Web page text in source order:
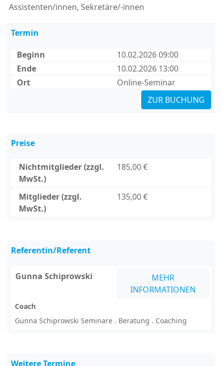
Assistenten/innen, Sekretäre/-innen
Termin
Beginn
10.02.2026 09:00
Ende
10.02.2026 13:00
Ort
Online-Seminar
ZUR BUCHUNG
Preise
Nichtmitglieder (zzgl.
MwSt.)
185,00 €
Mitglieder (zzgl.
MwSt.)
135,00 €
Referentin/Referent
Gunna Schiprowski
MEHR
INFORMATIONEN
Coach
Gunna Schiprowski Seminare . Beratung . Coaching
Weitere Termine